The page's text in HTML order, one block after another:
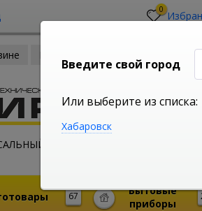
0
ИНТЕРНЕТ МАГАЗИН
67
Бытовые
приборы
Введите свой город
Или выберите из списка:
Хабаровск